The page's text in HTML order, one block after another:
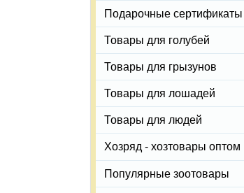
Подарочные сертификаты
Товары для голубей
Товары для грызунов
Товары для лошадей
Товары для людей
Хозряд - хозтовары оптом
Популярные зоотовары